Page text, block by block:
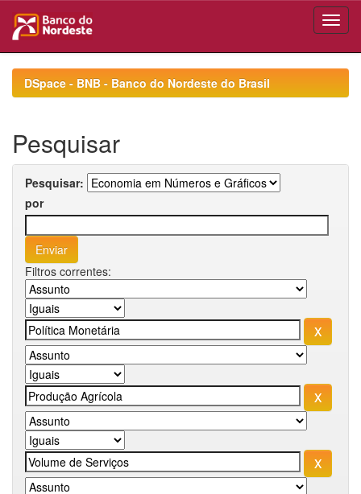
navigationDSpace - BNB - Banco do Nordeste do Brasil
Pesquisar
Pesquisar:
por
Filtros correntes: